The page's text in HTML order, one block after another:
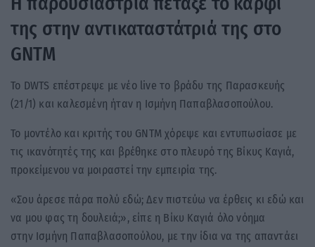
της στην αντικαταστάτριά της στο
GNTM
Το DWTS επέστρεψε με νέο live το βράδυ της Παρασκευής
(21/1) και καλεσμένη ήταν η Ισμήνη Παπαβλασοπούλου.
Το μοντέλο και κριτής του GNTM χόρεψε και εντυπωσίασε με
τις ικανότητές της και βρέθηκε στο πλευρό της Βίκυς Καγιά,
προκείμενου να μοιραστεί την εμπειρία της.
«Σου άρεσε πάρα πολύ εδώ; Δεν πιστεύω να έρθεις κι εδώ και
να μου φας τη δουλειά;», είπε η Βίκυ Καγιά όλο νόημα
στην Ισμήνη Παπαβλασοπούλου, με την ίδια να της απαντάει